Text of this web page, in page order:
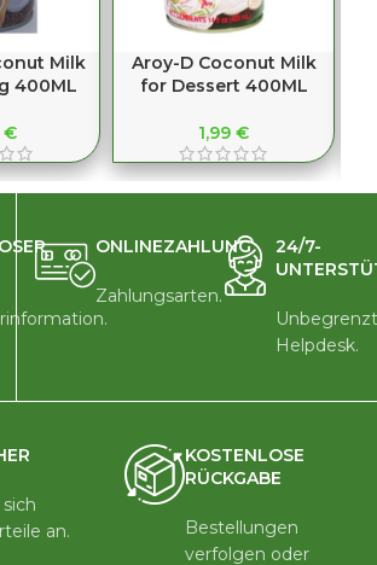
Milk
400ML
€
Aroy-D Coconut Milk
for Dessert 400ML
1,99 €
ONLINEZAHLUNG
Zahlungsarten.
24/7-
Helpdesk.
an.
KOSTENLOSE
RÜCKGABE
Bestellungen
verfolgen oder